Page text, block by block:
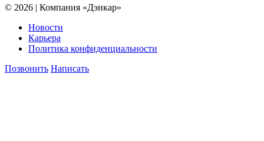
© 2026 | Компания «Дэнкар»
Новости
Карьера
Политика конфиденциальности
Позвонить Написать